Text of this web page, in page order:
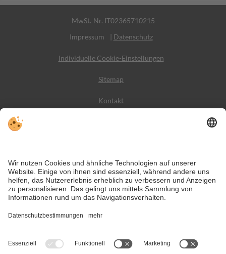
MwSt.-Nr. IT02365710215
Impressum
| Datenschutz
Individuelle Cookie-Einstellungen
Sitemap
Kontakt
VIVODolomiti ist das Reiseportal für unvergesslichen
Bergurlaub – mit Unterkünften und Angeboten in den
Dolomiten, im UNESCO Weltnaturerbe.
Trotz genauer Arbeit und ständigem Aktualisieren der Inhalte, können Fehler
auftreten. Wir übernehmen keine Gewähr für die Richtigkeit und